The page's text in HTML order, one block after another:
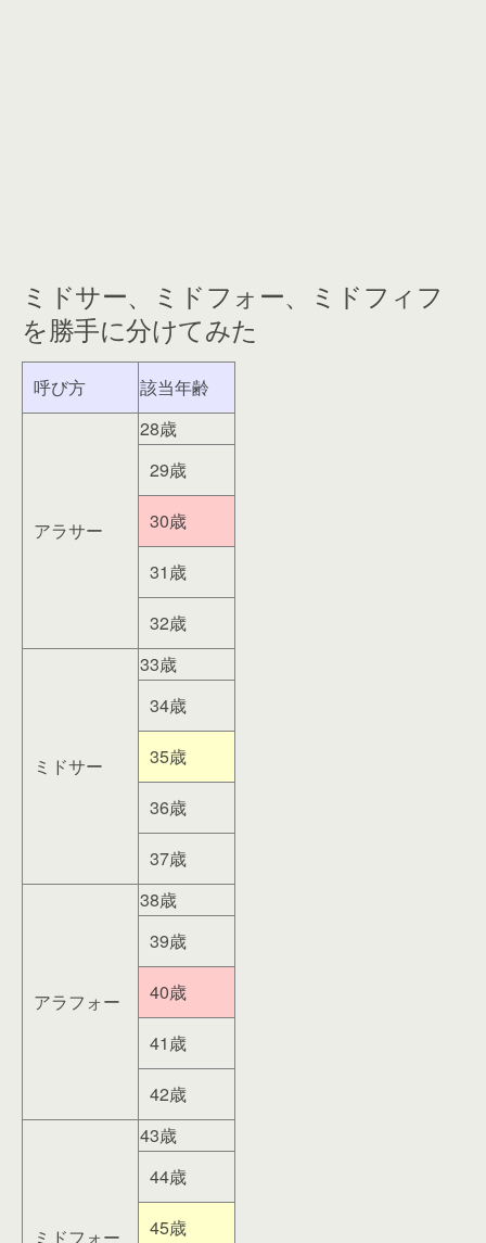
ミドサー、ミドフォー、ミドフィフ
を勝手に分けてみた
呼び方 該当年齢
アラサー
28歳
29歳
30歳
31歳
32歳
ミドサー
33歳
34歳
35歳
36歳
37歳
アラフォー
38歳
39歳
40歳
41歳
42歳
ミドフォー
43歳
44歳
45歳